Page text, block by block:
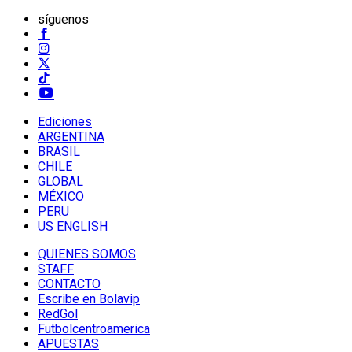
síguenos
Ediciones
ARGENTINA
BRASIL
CHILE
GLOBAL
MÉXICO
PERU
US ENGLISH
QUIENES SOMOS
STAFF
CONTACTO
Escribe en Bolavip
RedGol
Futbolcentroamerica
APUESTAS